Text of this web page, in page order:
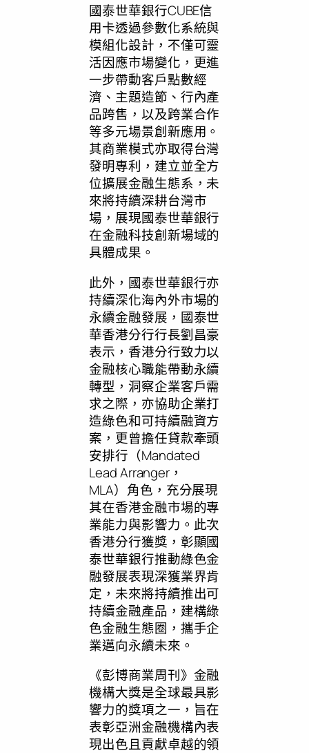
國泰世華銀行CUBE信
用卡透過參數化系統與
模組化設計，不僅可靈
活因應市場變化，更進
一步帶動客戶點數經
濟、主題造節、行內產
品跨售，以及跨業合作
等多元場景創新應用。
其商業模式亦取得台灣
發明專利，建立並全方
位擴展金融生態系，未
來將持續深耕台灣市
場，展現國泰世華銀行
在金融科技創新場域的
具體成果。
此外，國泰世華銀行亦
持續深化海內外市場的
永續金融發展，國泰世
華香港分行行長劉昌豪
表示，香港分行致力以
金融核心職能帶動永續
轉型，洞察企業客戶需
求之際，亦協助企業打
造綠色和可持續融資方
案，更曾擔任貸款牽頭
安排行（Mandated
Lead Arranger，
MLA）角色，充分展現
其在香港金融市場的專
業能力與影響力。此次
香港分行獲獎，彰顯國
泰世華銀行推動綠色金
融發展表現深獲業界肯
定，未來將持續推出可
持續金融產品，建構綠
色金融生態圈，攜手企
業邁向永續未來。
《彭博商業周刊》金融
機構大獎是全球最具影
響力的獎項之一，旨在
表彰亞洲金融機構內表
現出色且貢獻卓越的領